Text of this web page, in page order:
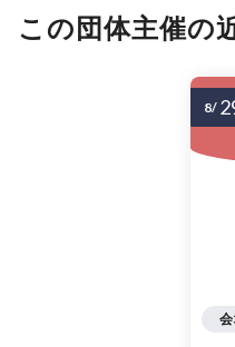
この団体主催の
8/